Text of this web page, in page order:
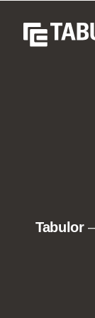
Tabulor–